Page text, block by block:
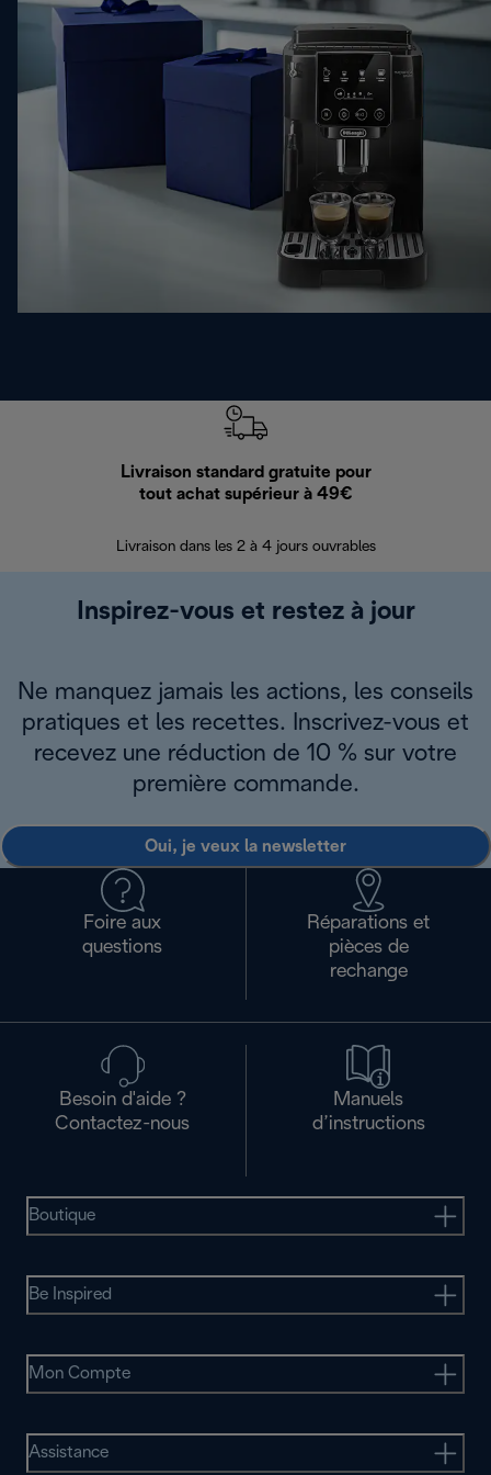
Livraison standard gratuite pour
tout achat supérieur à 49€
Livraison dans les 2 à 4 jours ouvrables
Inspirez-vous et restez à jour
Ne manquez jamais les actions, les conseils
pratiques et les recettes. Inscrivez-vous et
recevez une réduction de 10 % sur votre
première commande.
Oui, je veux la newsletter
Foire aux
questions
Réparations et
pièces de
rechange
Besoin d'aide ?
Contactez-nous
Manuels
d’instructions
Boutique
Be Inspired
Mon Compte
Assistance